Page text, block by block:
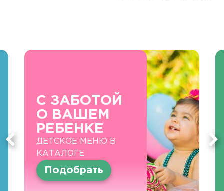
С ЗАБОТОЙ
О ВАШЕМ
РЕБЕНКЕ
ДЕТСКОЕ МЕНЮ В
КАТАЛОГЕ
Подобрать